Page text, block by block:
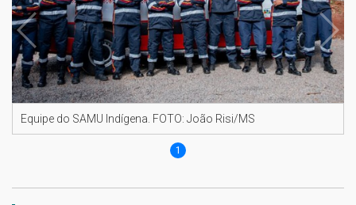
Equipe do SAMU Indígena. FOTO: João Risi/MS
1